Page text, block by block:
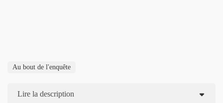
Au bout de l'enquête
Lire la description